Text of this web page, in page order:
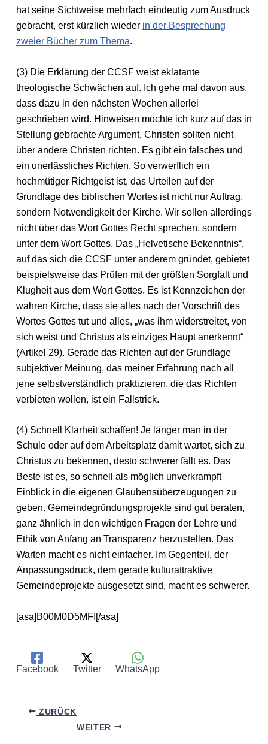
hat seine Sichtweise mehrfach eindeutig zum Ausdruck
gebracht, erst kürzlich wieder in der Besprechung
zweier Bücher zum Thema.
(3) Die Erklärung der CCSF weist eklatante
theologische Schwächen auf. Ich gehe mal davon aus,
dass dazu in den nächsten Wochen allerlei
geschrieben wird. Hinweisen möchte ich kurz auf das in
Stellung gebrachte Argument, Christen sollten nicht
über andere Christen richten. Es gibt ein falsches und
ein unerlässliches Richten. So verwerflich ein
hochmütiger Richtgeist ist, das Urteilen auf der
Grundlage des biblischen Wortes ist nicht nur Auftrag,
sondern Notwendigkeit der Kirche. Wir sollen allerdings
nicht über das Wort Gottes Recht sprechen, sondern
unter dem Wort Gottes. Das „Helvetische Bekenntnis“,
auf das sich die CCSF unter anderem gründet, gebietet
beispielsweise das Prüfen mit der größten Sorgfalt und
Klugheit aus dem Wort Gottes. Es ist Kennzeichen der
wahren Kirche, dass sie alles nach der Vorschrift des
Wortes Gottes tut und alles, „was ihm widerstreitet, von
sich weist und Christus als einziges Haupt anerkennt“
(Artikel 29). Gerade das Richten auf der Grundlage
subjektiver Meinung, das meiner Erfahrung nach all
jene selbstverständlich praktizieren, die das Richten
verbieten wollen, ist ein Fallstrick.
(4) Schnell Klarheit schaffen! Je länger man in der
Schule oder auf dem Arbeitsplatz damit wartet, sich zu
Christus zu bekennen, desto schwerer fällt es. Das
Beste ist es, so schnell als möglich unverkrampft
Einblick in die eigenen Glaubensüberzeugungen zu
geben. Gemeindegründungsprojekte sind gut beraten,
ganz ähnlich in den wichtigen Fragen der Lehre und
Ethik von Anfang an Transparenz herzustellen. Das
Warten macht es nicht einfacher. Im Gegenteil, der
Anpassungsdruck, dem gerade kulturattraktive
Gemeindeprojekte ausgesetzt sind, macht es schwerer.
[asa]B00M0D5MFI[/asa]
Facebook Twitter WhatsApp
ZURÜCK
WEITER